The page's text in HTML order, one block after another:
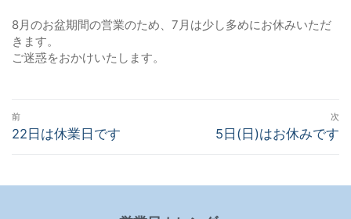
8月のお盆期間の営業のため、7月は少し多めにお休みいただ
きます。
ご迷惑をおかけいたします。
投
稿
ビ
前
前
稿:
22日は休業日です
次
次
稿:
5日(日)はお休みです